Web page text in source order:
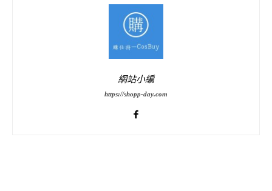
網站小編
https://shopp-day.com